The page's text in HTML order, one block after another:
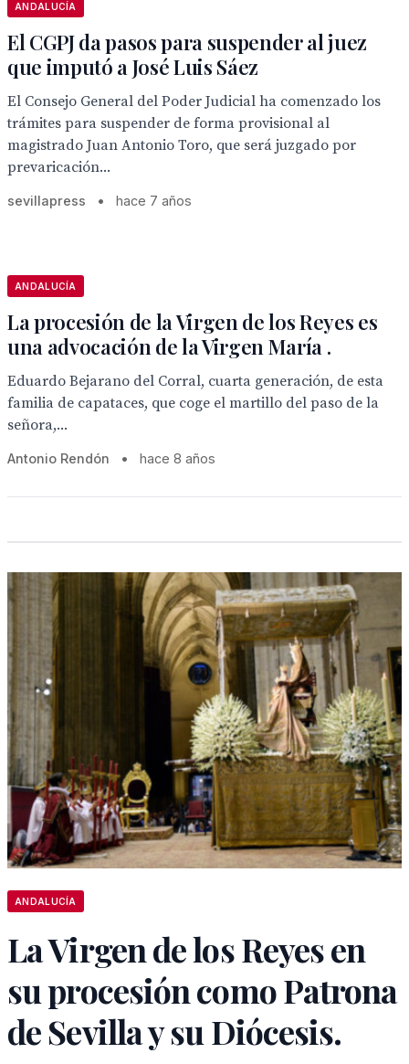
ANDALUCÍA
El CGPJ da pasos para suspender al juez
que imputó a José Luis Sáez
El Consejo General del Poder Judicial ha comenzado los
trámites para suspender de forma provisional al
magistrado Juan Antonio Toro, que será juzgado por
prevaricación...
sevillapress • hace 7 años
ANDALUCÍA
La procesión de la Virgen de los Reyes es
una advocación de la Virgen María .
Eduardo Bejarano del Corral, cuarta generación, de esta
familia de capataces, que coge el martillo del paso de la
señora,...
Antonio Rendón • hace 8 años
ANDALUCÍA
La Virgen de los Reyes en
su procesión como Patrona
de Sevilla y su Diócesis.